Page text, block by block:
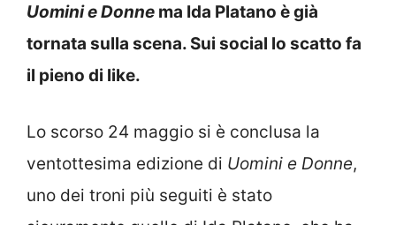
Uomini e Donne ma Ida Platano è già
tornata sulla scena. Sui social lo scatto fa
il pieno di like.
Lo scorso 24 maggio si è conclusa la
ventottesima edizione di Uomini e Donne,
uno dei troni più seguiti è stato